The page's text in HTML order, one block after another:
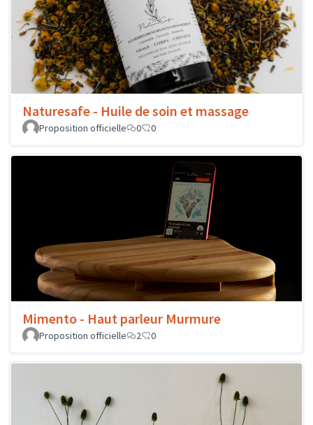
Naturesafe - Huile de soin et massage
Proposition officielle 0 0
Mimento - Haut parleur Murmure
Proposition officielle 2 0